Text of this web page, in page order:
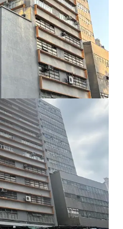
。
的物業組合總建築面積
於1樓至4樓（連817平
樓至13樓，合共11個單
平方呎，樓底高度約
磅。單位位處大單邊，
上內部柱位稀少，空間
已全面完成外牆翻新工
地段，周邊多個市建局
Bedford Place、Two
全新工商廈，區內工商氛
行至港鐵太子站及奧運
多條巴士路線，交通網絡